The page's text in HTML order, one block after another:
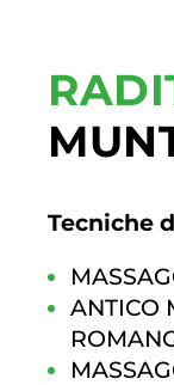
Tecniche
ANTICO